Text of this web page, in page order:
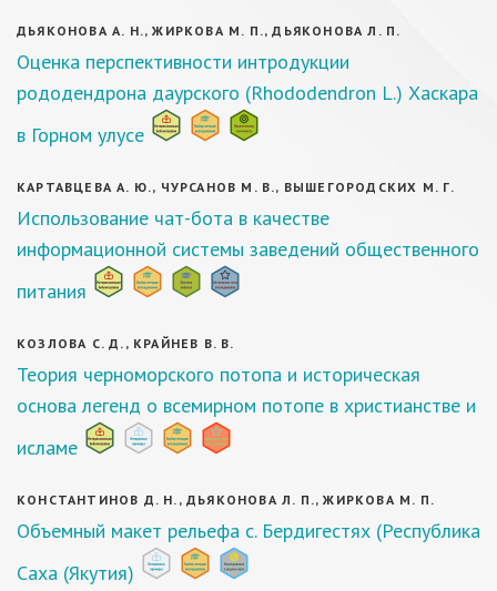
ДЬЯКОНОВА А. Н., ЖИРКОВА М. П., ДЬЯКОНОВА Л. П.
Оценка перспективности интродукции
рододендрона даурского (Rhododendron L.) Хаскара
в Горном улусе
КАРТАВЦЕВА А. Ю., ЧУРСАНОВ М. В., ВЫШЕГОРОДСКИХ М. Г.
Использование чат-бота в качестве
информационной системы заведений общественного
питания
КОЗЛОВА С. Д., КРАЙНЕВ В. В.
Теория черноморского потопа и историческая
основа легенд о всемирном потопе в христианстве и
исламе
КОНСТАНТИНОВ Д. Н., ДЬЯКОНОВА Л. П., ЖИРКОВА М. П.
Объемный макет рельефа с. Бердигестях (Республика
Саха (Якутия)